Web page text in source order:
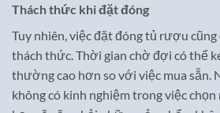
Thách thức khi đặt đóng
Tuy nhiên, việc đặt đóng tủ rượu
thách thức. Thời gian chờ đợi có thể
thường cao hơn so với việc mua sẵn.
không có kinh nghiệm trong việc chọn